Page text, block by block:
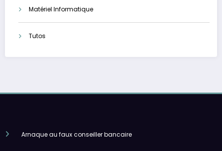
Matériel Informatique
Tutos
Arnaque au faux conseiller bancaire